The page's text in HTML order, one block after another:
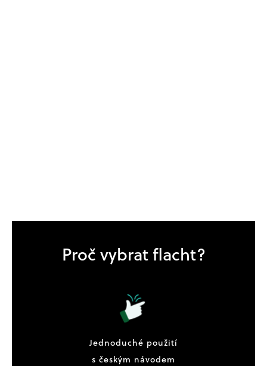
Proč vybrat flacht?
Jednoduché použití
s českým návodem